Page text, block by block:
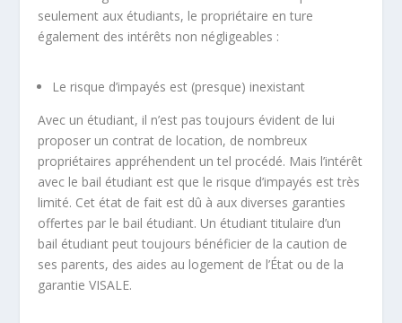
seulement aux étudiants, le propriétaire en ture
également des intérêts non négligeables :
Le risque d’impayés est (presque) inexistant
Avec un étudiant, il n’est pas toujours évident de lui
proposer un contrat de location, de nombreux
propriétaires appréhendent un tel procédé. Mais l’intérêt
avec le bail étudiant est que le risque d’impayés est très
limité. Cet état de fait est dû à aux diverses garanties
offertes par le bail étudiant. Un étudiant titulaire d’un
bail étudiant peut toujours bénéficier de la caution de
ses parents, des aides au logement de l’État ou de la
garantie VISALE.